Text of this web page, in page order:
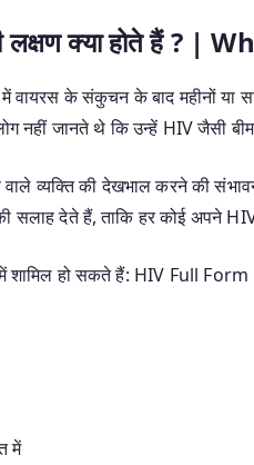
लक्षण क्या होते हैं ? |
वायरस के संकुचन के बाद महीनों
नहीं जानते थे कि उन्हें HIV जैसी
वाले व्यक्ति की देखभाल करने की
की सलाह देते हैं, ताकि हर कोई अपने
में शामिल हो सकते हैं: HIV Full
में